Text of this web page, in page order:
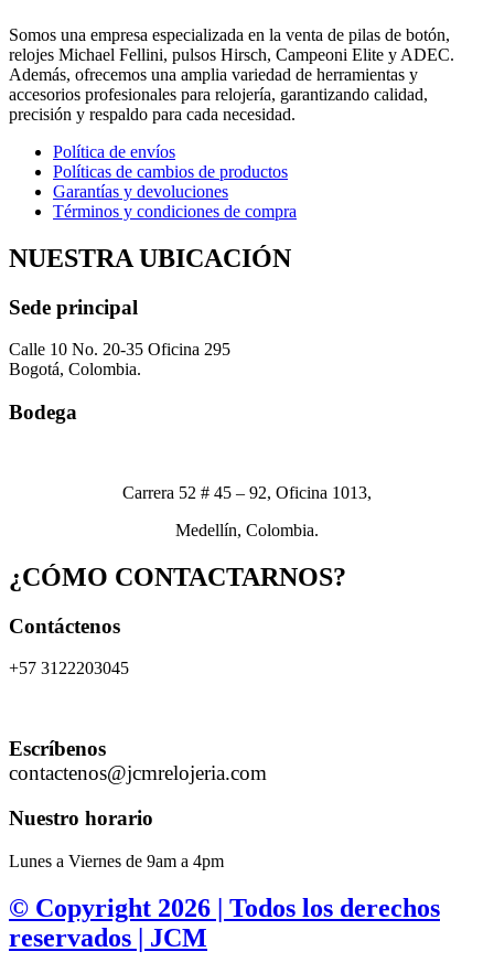
Somos una empresa especializada en la venta de pilas de botón,
relojes Michael Fellini, pulsos Hirsch, Campeoni Elite y ADEC.
Además, ofrecemos una amplia variedad de herramientas y
accesorios profesionales para relojería, garantizando calidad,
precisión y respaldo para cada necesidad.
Política de envíos
Políticas de cambios de productos
Garantías y devoluciones
Términos y condiciones de compra
NUESTRA UBICACIÓN
Sede principal
Calle 10 No. 20-35 Oficina 295
Bogotá, Colombia.
Bodega
Carrera 52 # 45 – 92, Oficina 1013,
Medellín, Colombia.
¿CÓMO CONTACTARNOS?
Contáctenos
+57 3122203045
Escríbenos
contactenos@jcmrelojeria.com
Nuestro horario
Lunes a Viernes de 9am a 4pm
© Copyright 2026 | Todos los derechos
reservados | JCM